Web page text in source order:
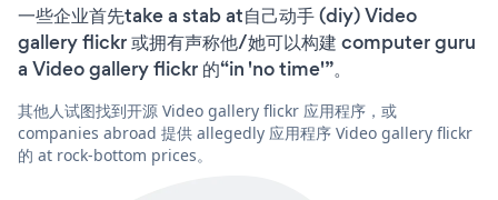
一些企业首先take a stab at自己动手 (diy) Video
gallery flickr 或拥有声称他/她可以构建 computer guru
a Video gallery flickr 的“in 'no time'”。
其他人试图找到开源 Video gallery flickr 应用程序，或
companies abroad 提供 allegedly 应用程序 Video gallery flickr
的 at rock-bottom prices。